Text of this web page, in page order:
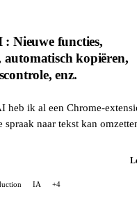
Nieuwe functies,
automatisch kopiëren,
enz.
heb ik al een Chrome-
spraak naar tekst kan
IA +4